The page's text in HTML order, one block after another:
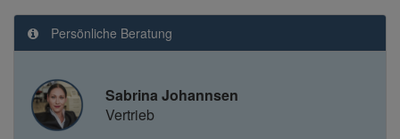
Persönliche Beratung
Sabrina Johannsen
Vertrieb